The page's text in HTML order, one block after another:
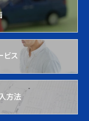
ビス
方法